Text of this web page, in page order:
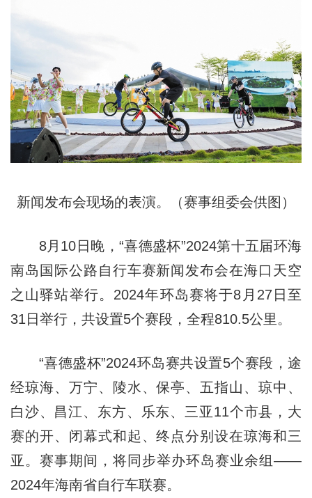
新闻发布会现场的表演。（赛事组委会供图）
8月10日晚，“喜德盛杯”2024第十五届环海
南岛国际公路自行车赛新闻发布会在海口天空
之山驿站举行。2024年环岛赛将于8月27日至
31日举行，共设置5个赛段，全程810.5公里。
“喜德盛杯”2024环岛赛共设置5个赛段，途
经琼海、万宁、陵水、保亭、五指山、琼中、
白沙、昌江、东方、乐东、三亚11个市县，大
赛的开、闭幕式和起、终点分别设在琼海和三
亚。赛事期间，将同步举办环岛赛业余组——
2024年海南省自行车联赛。